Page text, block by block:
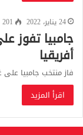
24 يناير، 2022
201
جامبيا تفوز
أفريقيا
فاز منتخب جامبيا
اقرأ المزيد